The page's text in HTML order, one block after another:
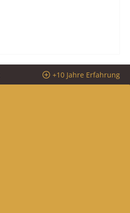
+10 Jahre Erfahrung